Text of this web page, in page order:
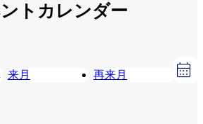
トカレンダー
来月 再来月